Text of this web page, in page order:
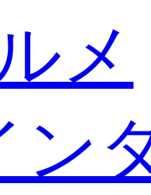
メ
ン